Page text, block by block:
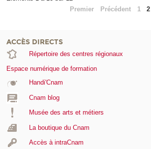
Premier
Précédent 1 2
ACCÈS DIRECTS
Répertoire des centres régionaux
Espace numérique de formation
Handi'Cnam
Cnam blog
Musée des arts et métiers
La boutique du Cnam
Accès à intraCnam